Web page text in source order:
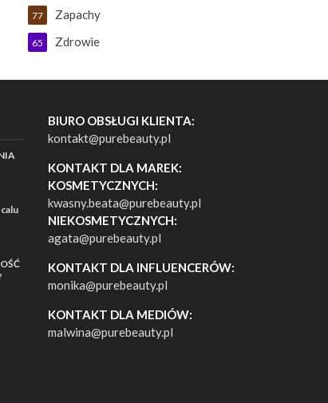
Zapachy
77
Zdrowie
65
BIURO OBSŁUGI KLIENTA:
kontakt@purebeauty.pl
KONTAKT DLA MAREK:
KOSMETYCZNYCH:
kwasny.beata@purebeauty.pl
NIEKOSMETYCZNYCH:
agata@purebeauty.pl
KONTAKT DLA INFLUENCERÓW:
monika@purebeauty.pl
KONTAKT DLA MEDIÓW:
malwina@purebeauty.pl